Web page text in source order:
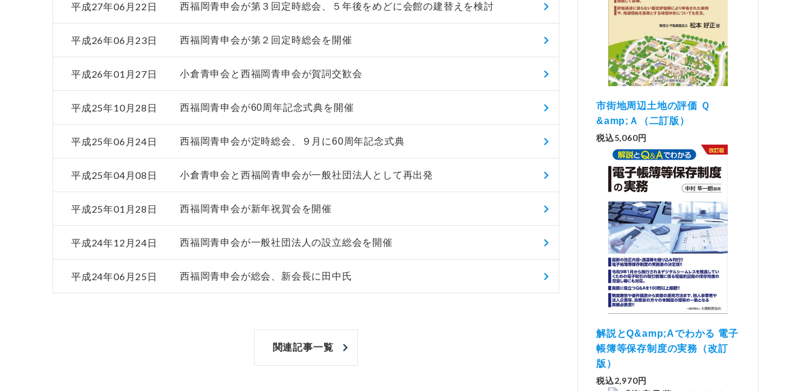
平成27年06月22日 西福岡青申会が第３回定時総会、５年後をめどに会館の建替えを検討
平成26年06月23日 西福岡青申会が第２回定時総会を開催
平成26年01月27日 小倉青申会と西福岡青申会が賀詞交歓会
平成25年10月28日 西福岡青申会が60周年記念式典を開催
平成25年06月24日 西福岡青申会が定時総会、９月に60周年記念式典
平成25年04月08日 小倉青申会と西福岡青申会が一般社団法人として再出発
平成25年01月28日 西福岡青申会が新年祝賀会を開催
平成24年12月24日 西福岡青申会が一般社団法人の設立総会を開催
平成24年06月25日 西福岡青申会が総会、新会長に田中氏
関連記事一覧
市街地周辺土地の評価 Ｑ
&amp;Ａ（二訂版）
税込5,060円
解説とQ&amp;Aでわかる 電子
帳簿等保存制度の実務（改訂
版）
税込2,970円